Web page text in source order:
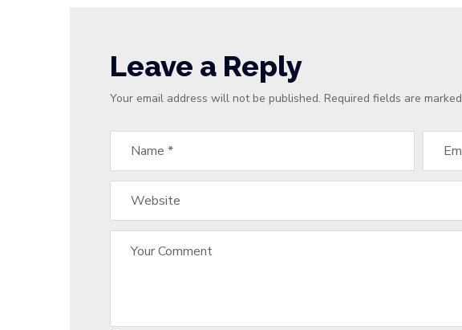
Leave a Reply
Your email address will not be published. Required fields are marked